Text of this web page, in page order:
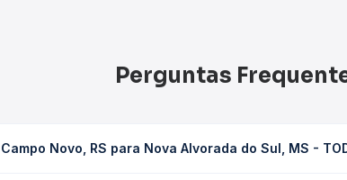
Perguntas
Novo, RS para Nova Alvorada do Sul, MS -